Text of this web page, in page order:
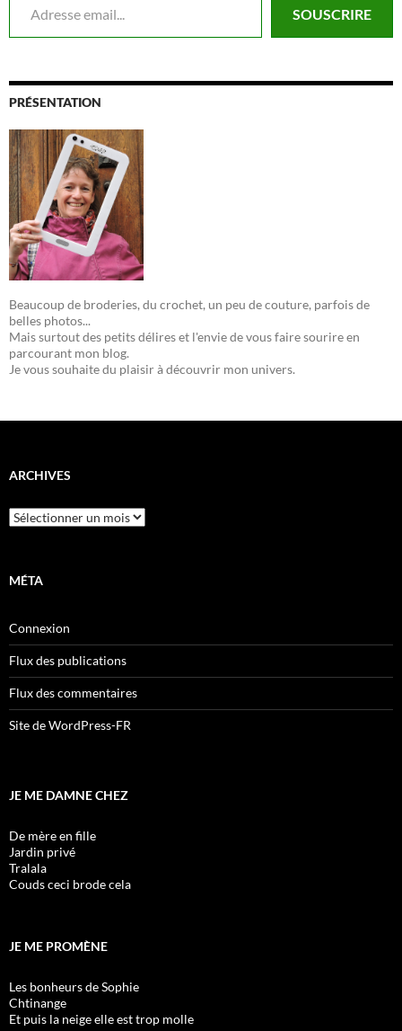
SOUSCRIRE
PRÉSENTATION
Beaucoup de broderies, du crochet, un peu de couture, parfois de
belles photos...
Mais surtout des petits délires et l'envie de vous faire sourire en
parcourant mon blog.
Je vous souhaite du plaisir à découvrir mon univers.
ARCHIVES
Archives
MÉTA
Connexion
Flux des publications
Flux des commentaires
Site de WordPress-FR
JE ME DAMNE CHEZ
De mère en fille
Jardin privé
Tralala
Couds ceci brode cela
JE ME PROMÈNE
Les bonheurs de Sophie
Chtinange
Et puis la neige elle est trop molle